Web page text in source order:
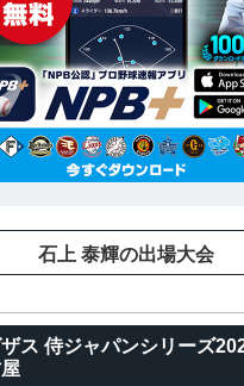
ップチーム
ラグザス 侍ジャパ
号
44
172cm
石上 泰輝の出場大会
ス 侍ジャパンシリーズ